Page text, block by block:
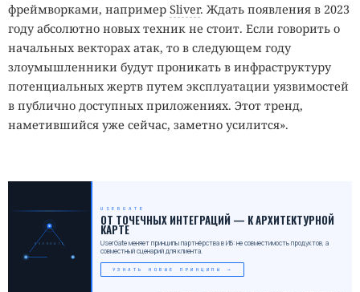
фреймворками, например Sliver. Ждать появления в 2023
году абсолютно новых техник не стоит. Если говорить о
начальных векторах атак, то в следующем году
злоумышленники будут проникать в инфраструктуру
потенциальных жертв путем эксплуатации уязвимостей
в публично доступных приложениях. Этот тренд,
наметившийся уже сейчас, заметно усилится».
USERGATE
USERGATE
ОТ ТОЧЕЧНЫХ ИНТЕГРАЦИЙ — К АРХИТЕКТУРНОЙ
КАРТЕ
UserGate меняет принципы партнёрства в ИБ: не совместимость продуктов, а
совместный сценарий для клиента.
УЗНАТЬ НОВЫЕ ПРИНЦИПЫ →